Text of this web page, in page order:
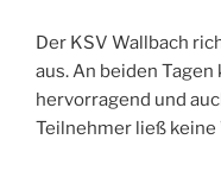
Der KSV Wallbach
aus. An beiden
hervorragend und
Teilnehmer ließ